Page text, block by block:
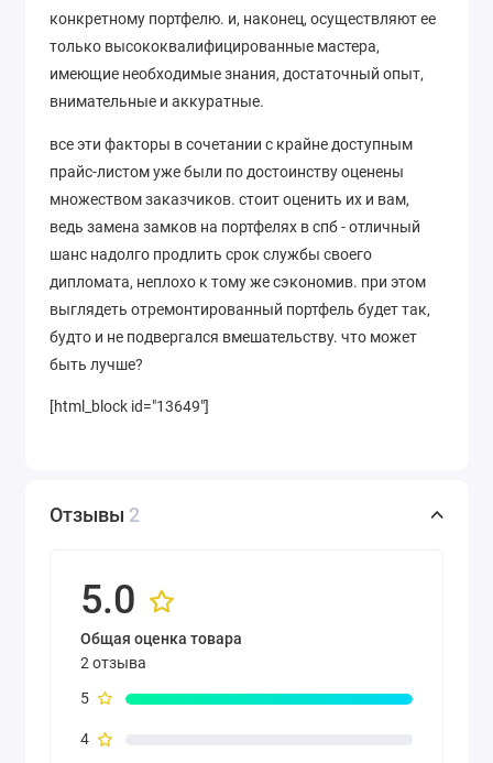
конкретному портфелю. и, наконец, осуществляют ее
только высококвалифицированные мастера,
имеющие необходимые знания, достаточный опыт,
внимательные и аккуратные.
все эти факторы в сочетании с крайне доступным
прайс-листом уже были по достоинству оценены
множеством заказчиков. стоит оценить их и вам,
ведь замена замков на портфелях в спб - отличный
шанс надолго продлить срок службы своего
дипломата, неплохо к тому же сэкономив. при этом
выглядеть отремонтированный портфель будет так,
будто и не подвергался вмешательству. что может
быть лучше?
[html_block id="13649"]
Отзывы 2
5.0
Общая оценка товара
2 отзыва
5
4